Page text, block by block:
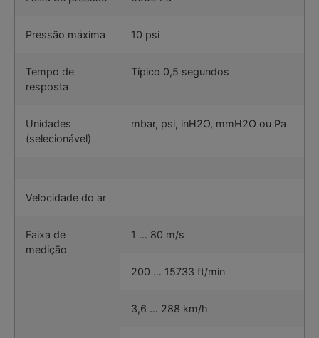
Pressão máxima 10 psi
Tempo de
resposta
Típico 0,5 segundos
Unidades
(selecionável)
mbar, psi, inH2O, mmH2O ou Pa
Velocidade do ar
Faixa de
medição
1 … 80 m/s
200 … 15733 ft/min
3,6 … 288 km/h